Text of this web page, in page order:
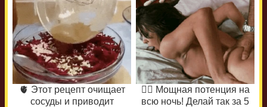
🫀 Этот рецепт очищает
сосуды и приводит
❤️‍🔥 Мощная потенция на
всю ночь! Делай так за 5